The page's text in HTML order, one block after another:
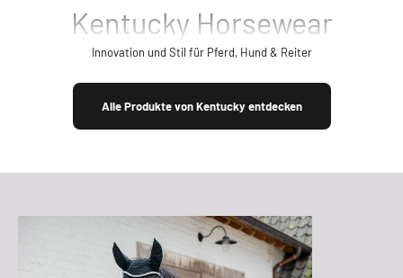
Kentucky Horsewear
Innovation und Stil für Pferd, Hund & Reiter
Alle Produkte von Kentucky entdecken